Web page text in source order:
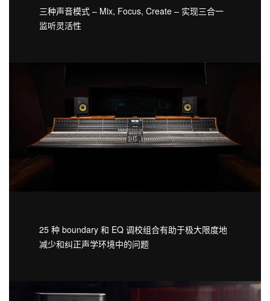
三种声音模式 – Mix, Focus, Create – 实现三合一
监听灵活性
25 种 boundary 和 EQ 调校组合有助于极大限度地
减少和纠正声学环境中的问题